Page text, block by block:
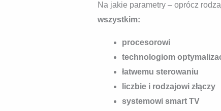
Na jakie parametry – oprócz
wszystkim:
procesorowi
technologiom
łatwemu sterowaniu
liczbie i rodzajowi złączy
systemowi smart TV